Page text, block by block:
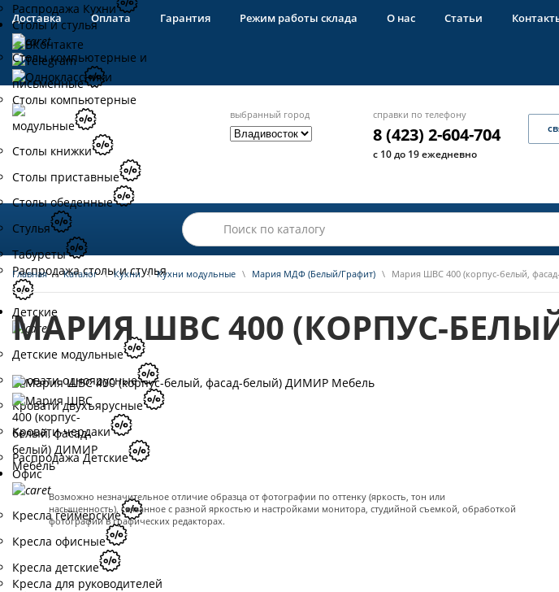
Доставка Оплата Гарантия Режим работы склада О нас Статьи
выбранный город справки по телефону
8 (423) 2-604-704
с 10 до 19 ежедневно
Распродажа Кухни
Столы и стулья
Столы компьютерные и
письменные
Столы компьютерные
модульные
Столы книжки
Столы приставные
Столы обеденные
Стулья
Табуреты
Распродажа столы и стулья
Детские
Детские модульные
Кровати одноярусные
Кровати двухъярусные
Кровати-чердаки
Распродажа Детские
Офис
Кресла геймерские
Кресла офисные
Кресла детские
Кресла для руководителей
Главная \ Каталог \ Кухни \ Кухни модульные \ Мария МДФ (Белый/Графит) \ Мария ШВС 400 (корпус-белый,
МАРИЯ ШВС 400 (КОРПУС-
Возможно незначительное отличие образца от фотографии по оттенку (яркость, тон или
насыщенность), связанное с разной яркостью и настройками монитора, студийной съемкой, обработкой
фотографии в графических редакторах.